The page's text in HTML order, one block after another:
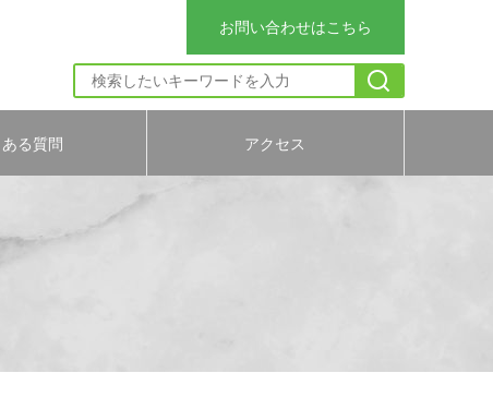
お問い合わせはこちら
ある質問 アクセス